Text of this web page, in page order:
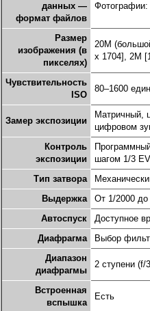
данных —
формат файлов
Размер
изображения (в
пикселях)
20M
x 1704], 2M
Чувствительность
ISO
80–1600
Замер экспозиции
Матричный,
цифровом
Контроль
экспозиции
шагом 1/3
Тип затвора
Выдержка
От 1/2000
Автоспуск
Доступное
Диафрагма
Выбор
Диапазон
диафрагмы
2 ступени (f/
Встроенная
вспышка
Есть